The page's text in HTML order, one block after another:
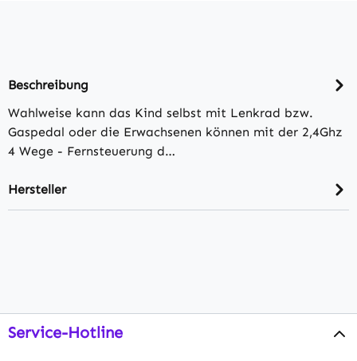
Beschreibung
Wahlweise kann das Kind selbst mit Lenkrad bzw.
Gaspedal oder die Erwachsenen können mit der 2,4Ghz
4 Wege - Fernsteuerung d…
Hersteller
Service-Hotline